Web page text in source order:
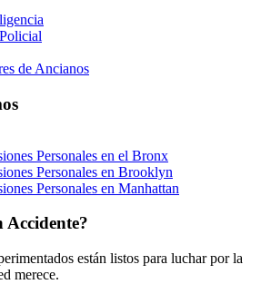
de Ancianos
Personales en el Bronx
Personales en Brooklyn
Personales en Manhattan
Accidente?
están listos para luchar por la
merece.